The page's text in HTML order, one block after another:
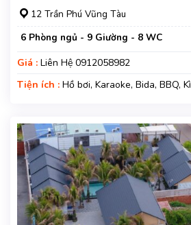
12 Trần Phú Vũng Tàu
6 Phòng ngủ - 9 Giường - 8 WC
Giá : Liên Hệ 0912058982
Tiện ích : Hồ bơi, Karaoke, Bida, BBQ,